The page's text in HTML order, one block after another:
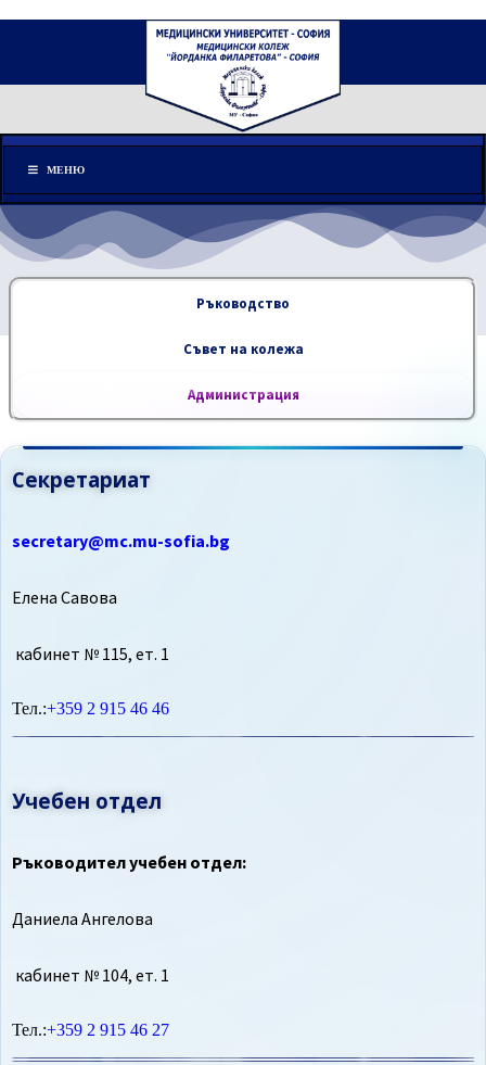
Меню
МЕНЮ
Ръководство
Съвет на колежа
Администрация
Секретариат
secretary@mc.mu-sofia.bg
Елена Савова
кабинет № 115, ет. 1
Тел.:+359 2 915 46 46
Учебен отдел
Ръководител учебен отдел:
Даниела Ангелова
кабинет № 104, ет. 1
Тел.:+359 2 915 46 27